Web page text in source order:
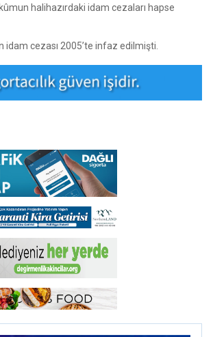
halihazırdaki idam cezaları hapse
idam cezası 2005’te infaz edilmişti.